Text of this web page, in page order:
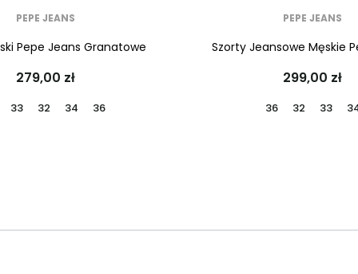
PEPE JEANS
Pepe Jeans Granatowe
279,00 zł
33 32 34 36
PEPE JEANS
Szorty Jeansowe Męskie
299,00 zł
36 32 33